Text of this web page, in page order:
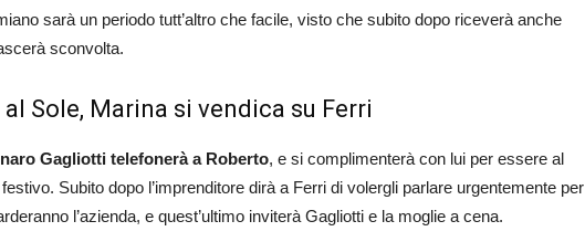
sarà un periodo tutt’altro che facile, visto che subito dopo riceverà anche
sconvolta.
Sole, Marina si vendica su Ferri
Gagliotti telefonerà a Roberto, e si complimenterà con lui per essere al
Subito dopo l’imprenditore dirà a Ferri di volergli parlare urgentemente per
l’azienda, e quest’ultimo inviterà Gagliotti e la moglie a cena.